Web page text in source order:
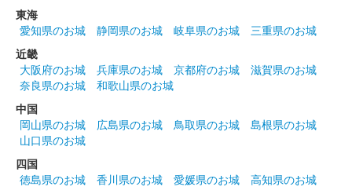
東海
愛知県のお城
静岡県のお城 岐阜県のお城
三重県のお城
近畿
大阪府のお城
兵庫県のお城 京都府のお城
滋賀県のお城
奈良県のお城
和歌山県のお城
中国
岡山県のお城
広島県のお城 鳥取県のお城
島根県のお城
山口県のお城
四国
徳島県のお城
香川県のお城 愛媛県のお城
高知県のお城